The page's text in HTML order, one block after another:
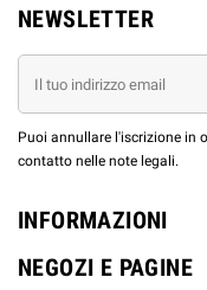
NEWSLETTER
Puoi annullare l'iscrizione in
contatto nelle note legali.
INFORMAZIONI
NEGOZI E PAGINE